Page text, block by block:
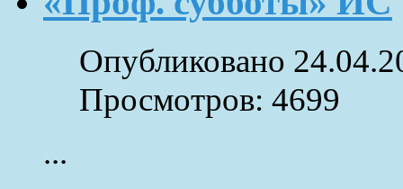
Опубликовано
Просмотров: 4699
...